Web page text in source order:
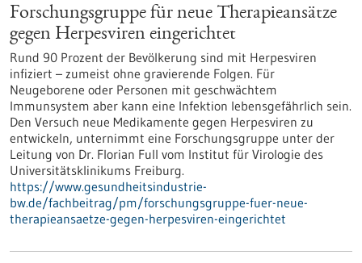
Forschungsgruppe für neue Therapieansätze
gegen Herpesviren eingerichtet
Rund 90 Prozent der Bevölkerung sind mit Herpesviren
infiziert – zumeist ohne gravierende Folgen. Für
Neugeborene oder Personen mit geschwächtem
Immunsystem aber kann eine Infektion lebensgefährlich sein.
Den Versuch neue Medikamente gegen Herpesviren zu
entwickeln, unternimmt eine Forschungsgruppe unter der
Leitung von Dr. Florian Full vom Institut für Virologie des
Universitätsklinikums Freiburg.
https://www.gesundheitsindustrie-
bw.de/fachbeitrag/pm/forschungsgruppe-fuer-neue-
therapieansaetze-gegen-herpesviren-eingerichtet